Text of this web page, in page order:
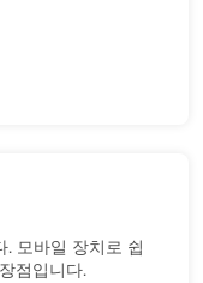
모바일 장치로 쉽
점입니다.